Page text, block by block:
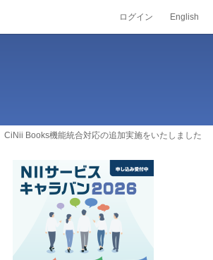
ログイン English
CiNii Books機能統合対応の追加実施をいたしました